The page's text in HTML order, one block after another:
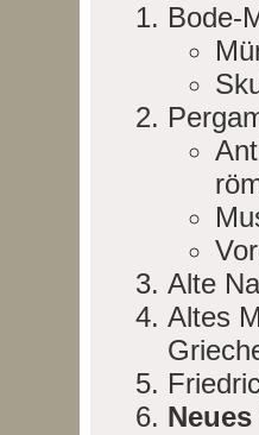
Bode-
Alte
Altes